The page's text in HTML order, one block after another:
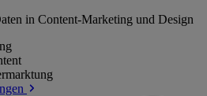
in Content-Marketing und Design